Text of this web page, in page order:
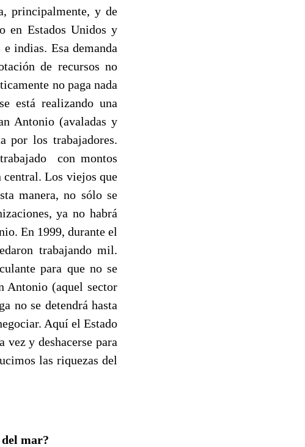
principalmente, y de
en Estados Unidos y
indias. Esa demanda
de recursos no
no paga nada
está realizando una
Antonio (avaladas y
por los trabajadores.
con montos
central. Los viejos que
manera, no sólo se
ya no habrá
En 1999, durante el
trabajando mil.
para que no se
Antonio (aquel sector
no se detendrá hasta
Aquí el Estado
y deshacerse para
las riquezas del
mar?